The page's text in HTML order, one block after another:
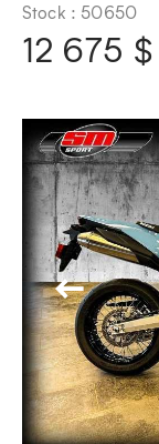
Stock : 50650
12 675 $